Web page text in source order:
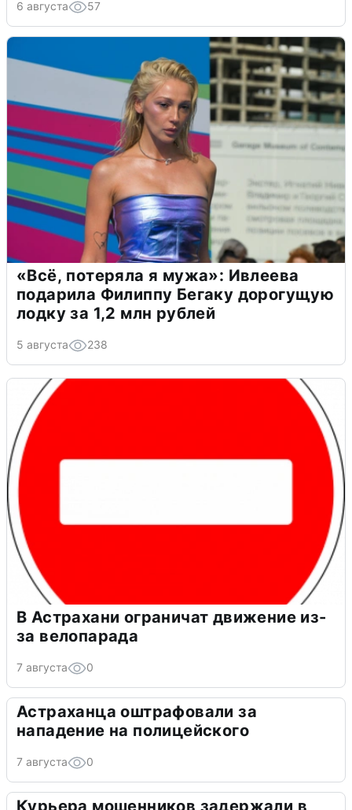
6 августа 57
«Всё, потеряла я мужа»: Ивлеева
подарила Филиппу Бегаку дорогущую
лодку за 1,2 млн рублей
5 августа 238
В Астрахани ограничат движение из-
за велопарада
7 августа 0
Астраханца оштрафовали за
нападение на полицейского
7 августа 0
Курьера мошенников задержали в